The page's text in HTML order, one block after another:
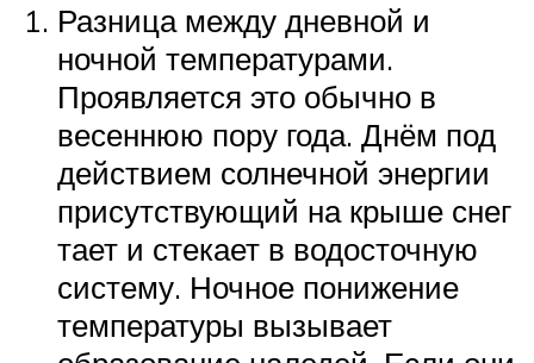
Разница между дневной и
ночной температурами.
Проявляется это обычно в
весеннюю пору года. Днём под
действием солнечной энергии
присутствующий на крыше снег
тает и стекает в водосточную
систему. Ночное понижение
температуры вызывает